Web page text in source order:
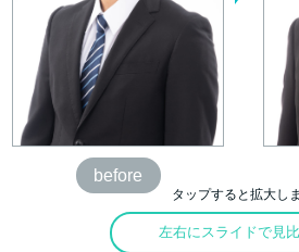
before
タップすると拡大し
左右にスライドで見